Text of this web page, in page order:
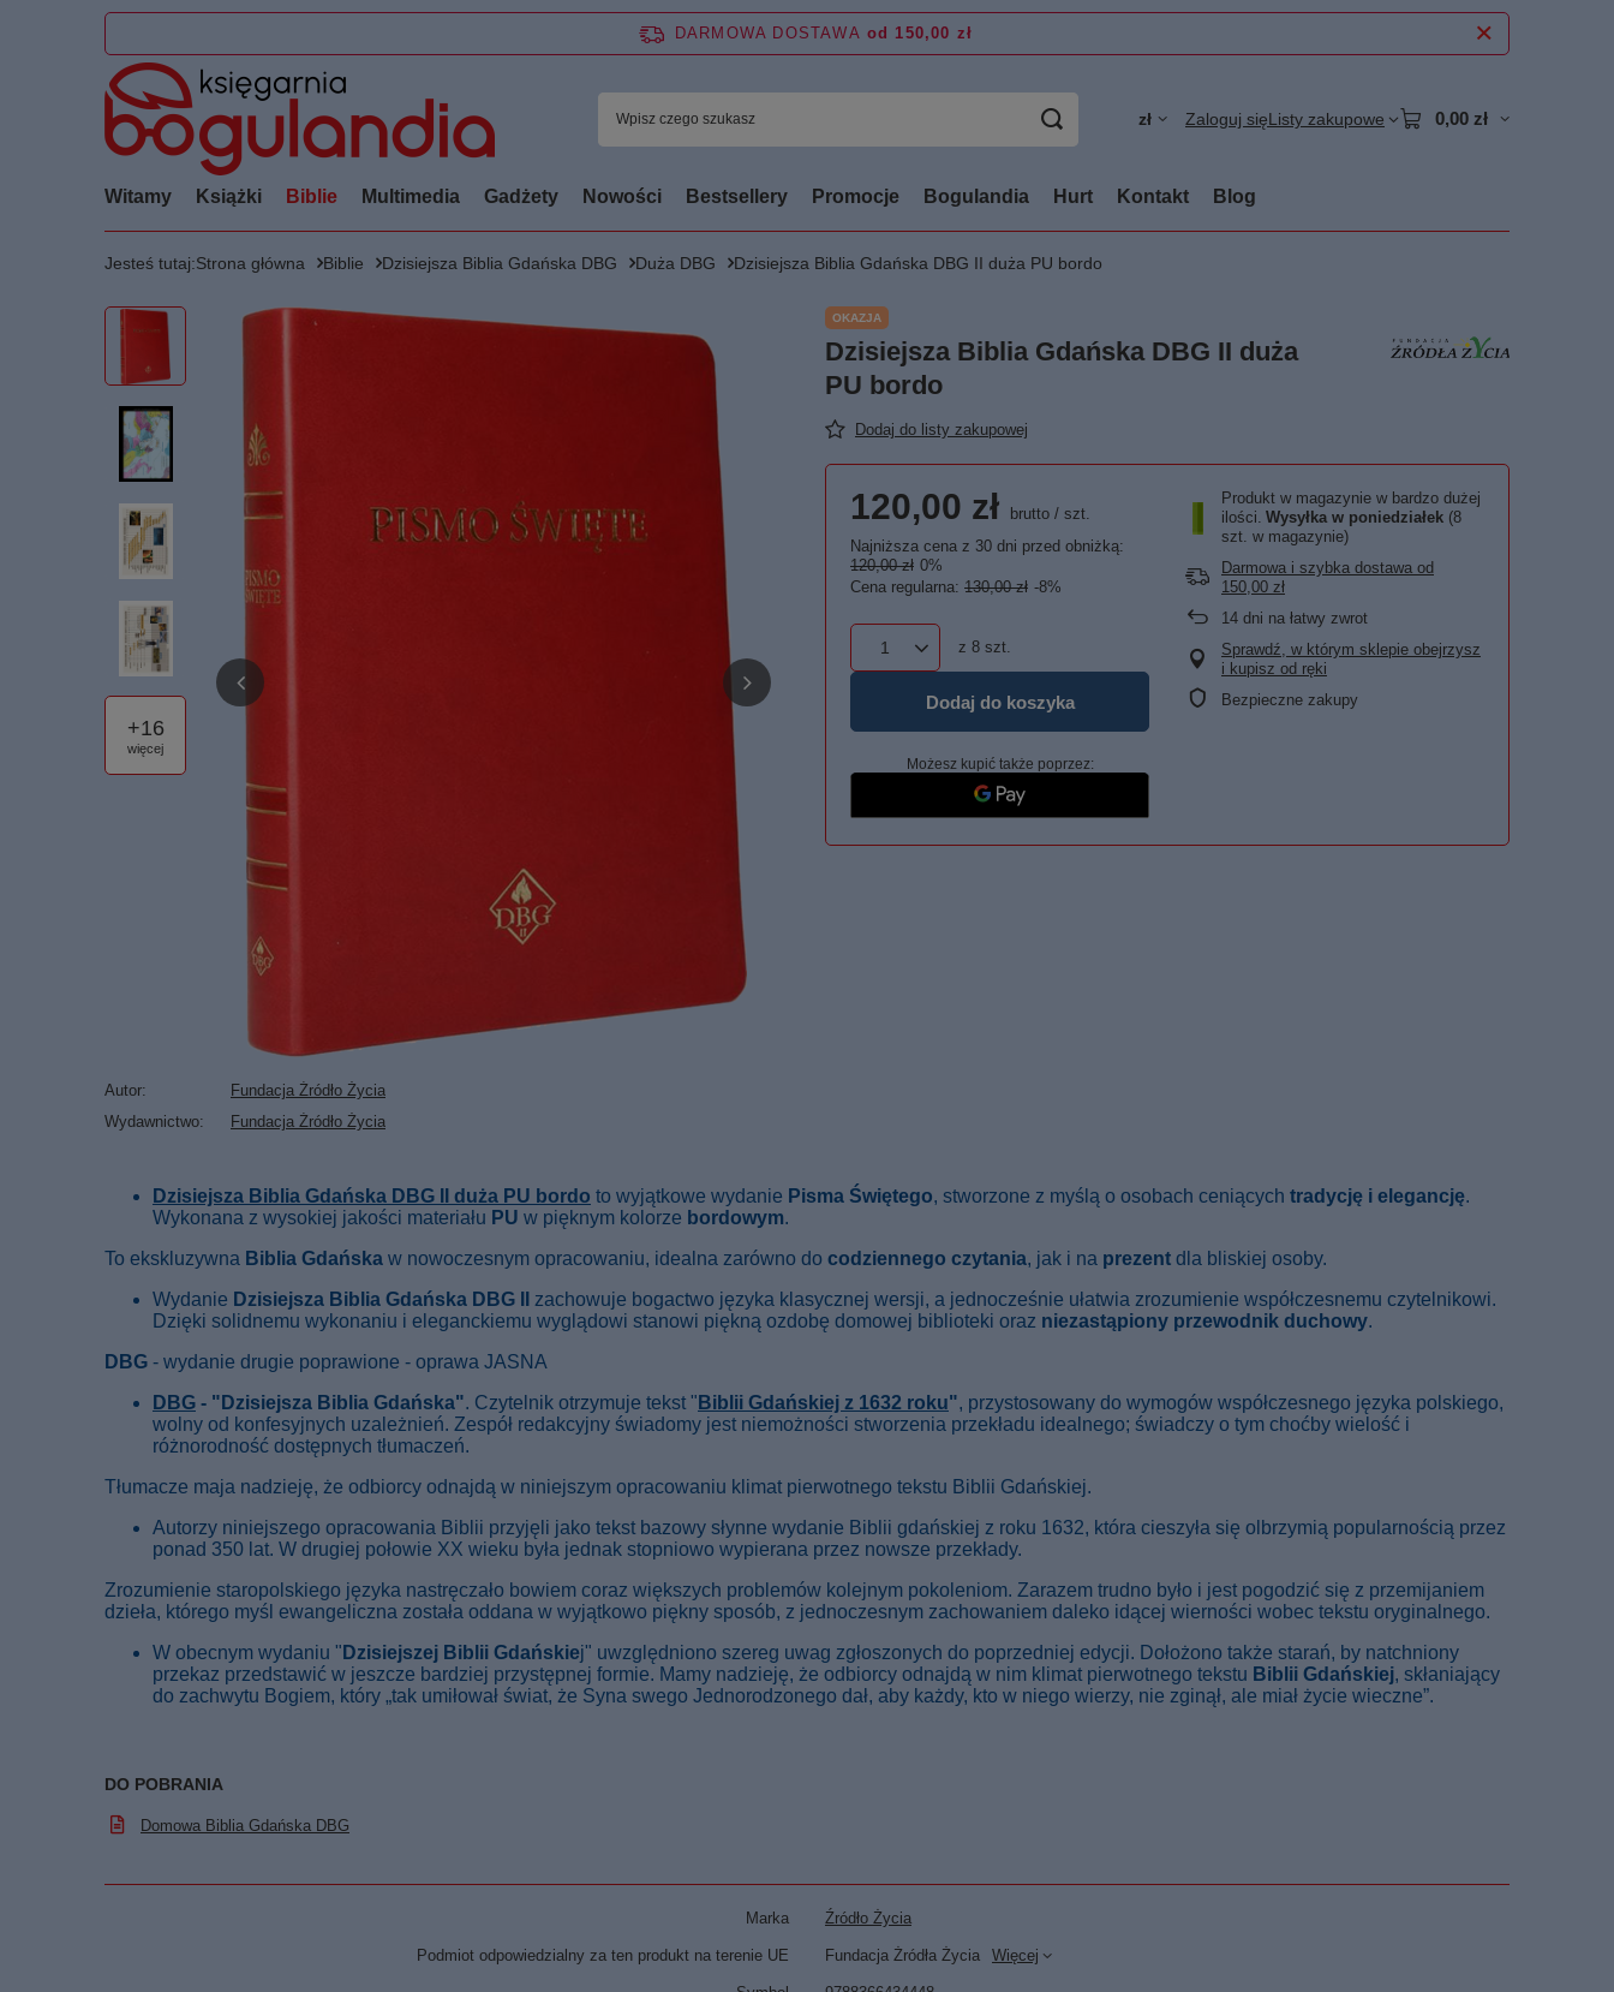
DARMOWA DOSTAWA od 150,00 zł
zł Zaloguj sięListy zakupowe 0,00 zł
Witamy Książki Biblie Multimedia Gadżety Nowości Bestsellery Promocje Bogulandia Hurt Kontakt Blog
Jesteś tutaj:Strona główna Biblie Dzisiejsza Biblia Gdańska DBG Duża DBG Dzisiejsza Biblia Gdańska DBG II duża PU bordo
+16
więcej
OKAZJA
Dzisiejsza Biblia Gdańska DBG II duża
PU bordo
Dodaj do listy zakupowej
120,00 zł brutto / szt.
Najniższa cena z 30 dni przed obniżką:
120,00 zł 0%
Cena regularna: 130,00 zł -8%
z 8 szt.
Dodaj do koszyka
Możesz kupić także poprzez:
Produkt w magazynie w bardzo dużej
ilości Wysyłka w poniedziałek (8
szt. w magazynie)
Darmowa i szybka dostawa od
150,00 zł
14 dni na łatwy zwrot
Sprawdź, w którym sklepie obejrzysz
i kupisz od ręki
Bezpieczne zakupy
Autor
Fundacja Źródło Życia
Wydawnictwo
Fundacja Źródło Życia
Dzisiejsza Biblia Gdańska DBG II duża PU bordo to wyjątkowe wydanie Pisma Świętego, stworzone z myślą o osobach ceniących tradycję i elegancję.
Wykonana z wysokiej jakości materiału PU w pięknym kolorze bordowym.
To ekskluzywna Biblia Gdańska w nowoczesnym opracowaniu, idealna zarówno do codziennego czytania, jak i na prezent dla bliskiej osoby.
Wydanie Dzisiejsza Biblia Gdańska DBG II
zachowuje bogactwo języka klasycznej wersji, a jednocześnie ułatwia zrozumienie współczesnemu czytelnikowi.
Dzięki solidnemu wykonaniu i eleganckiemu wyglądowi stanowi piękną ozdobę domowej biblioteki oraz niezastąpiony przewodnik duchowy.
DBG - wydanie drugie poprawione - oprawa JASNA
DBG - "Dzisiejsza Biblia Gdańska". Czytelnik otrzymuje tekst " Biblii Gdańskiej z 1632 roku", przystosowany do wymogów współczesnego języka polskiego,
wolny od konfesyjnych uzależnień. Zespół redakcyjny świadomy jest niemożności stworzenia przekładu idealnego; świadczy o tym choćby wielość i
różnorodność dostępnych tłumaczeń.
Tłumacze maja nadzieję, że odbiorcy odnajdą w niniejszym opracowaniu klimat pierwotnego tekstu Biblii Gdańskiej.
Autorzy niniejszego opracowania Biblii przyjęli jako tekst bazowy słynne wydanie Biblii gdańskiej z roku 1632, która cieszyła się olbrzymią popularnością przez
ponad 350 lat. W drugiej połowie XX wieku była jednak stopniowo wypierana przez nowsze przekłady.
Zrozumienie staropolskiego języka nastręczało bowiem coraz większych problemów kolejnym pokoleniom. Zarazem trudno było i jest pogodzić się z przemijaniem
dzieła, którego myśl ewangeliczna została oddana w wyjątkowo piękny sposób, z jednoczesnym zachowaniem daleko idącej wierności wobec tekstu oryginalnego.
W obecnym wydaniu " Dzisiejszej Biblii Gdańskiej" uwzględniono szereg uwag zgłoszonych do poprzedniej edycji. Dołożono także starań, by natchniony
przekaz przedstawić w jeszcze bardziej przystępnej formie. Mamy nadzieję, że odbiorcy odnajdą w nim klimat pierwotnego tekstu Biblii Gdańskiej, skłaniający
do zachwytu Bogiem, który „tak umiłował świat, że Syna swego Jednorodzonego dał, aby każdy, kto w niego wierzy, nie zginął, ale miał życie wieczne”.
DO POBRANIA
Domowa Biblia Gdańska DBG
Marka Źródło Życia
Podmiot odpowiedzialny za ten produkt na terenie UE Fundacja Żródła Życia Więcej